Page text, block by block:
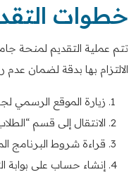
خطوات
تتم عملية التقديم لمنحة
الالتزام بها بدقة لضمان
زيارة الموقع الرسمي
الانتقال إلى قسم
قراءة شروط البرنامج
إنشاء حساب على بوابة